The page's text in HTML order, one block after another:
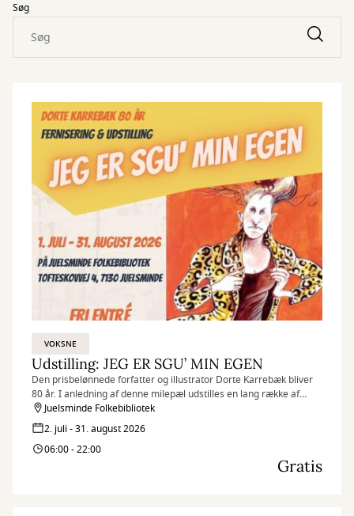
Søg
VOKSNE
Udstilling: JEG ER SGU’ MIN EGEN
Den prisbelønnede forfatter og illustrator Dorte Karrebæk bliver
80 år. I anledning af denne milepæl udstilles en lang række af
hendes værker på Juelsminde Folkebibliotek i JULI OG AUGUST
MÅNED.
Juelsminde Folkebibliotek
2. juli - 31. august 2026
06:00 - 22:00
Gratis